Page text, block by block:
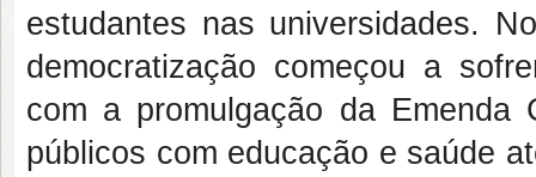
estudantes nas universidades.
democratização começou a
com a promulgação da Emenda
públicos com educação e saúde